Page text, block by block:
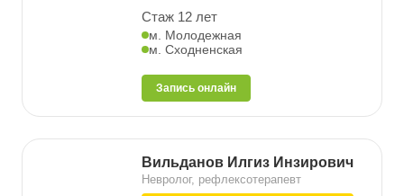
Стаж 12 лет
м. Молодежная
м. Сходненская
Запись онлайн
Вильданов Илгиз Инзирович
Невролог, рефлексотерапевт